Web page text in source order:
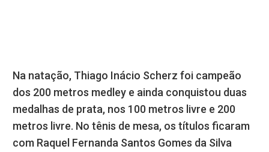
Na natação, Thiago Inácio Scherz foi campeão
dos 200 metros medley e ainda conquistou duas
medalhas de prata, nos 100 metros livre e 200
metros livre. No tênis de mesa, os títulos ficaram
com Raquel Fernanda Santos Gomes da Silva